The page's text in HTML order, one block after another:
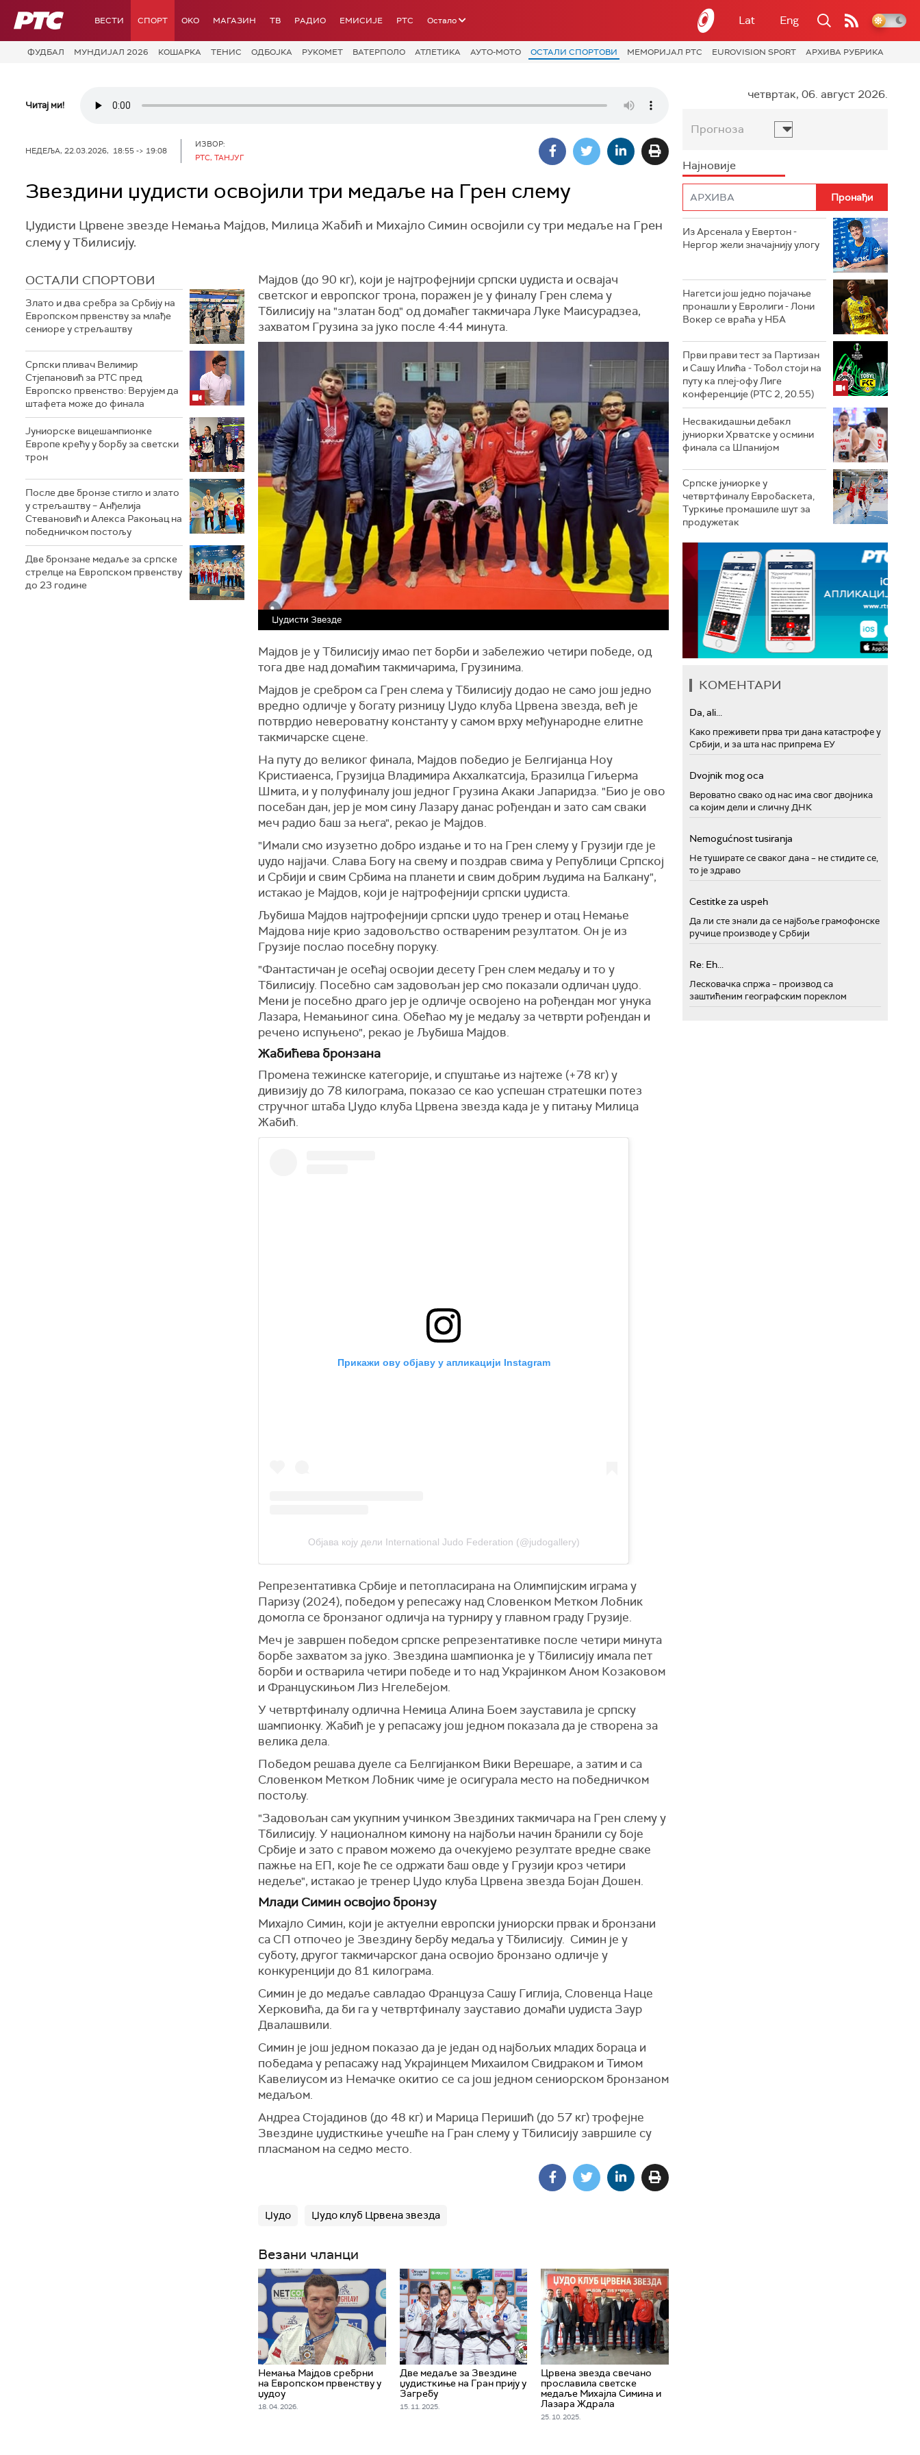
РТС ВЕСТИ СПОРТ OKO МАГАЗИН ТВ РАДИО ЕМИСИЈЕ РТС Остало Lat Eng
ФУДБАЛ МУНДИЈАЛ 2026 КОШАРКА ТЕНИС ОДБОЈКА РУКОМЕТ ВАТЕРПОЛО АТЛЕТИКА АУТО-МОТО ОСТАЛИ СПОРТОВИ МЕМОРИЈАЛ РТС EUROVISION SPORT АРХИВА РУБРИКА
Читај ми!
НЕДЕЉА, 22.03.2026, 18:55 -> 19:08
ИЗВОР:
РТС, ТАНЈУГ
Звездини џудисти освојили три медаље на Грен слему
Џудисти Црвене звезде Немања Мајдов, Милица Жабић и Михајло Симин освојили су три медаље на Грен
слему у Тбилисију.
ОСТАЛИ СПОРТОВИ
Злато и два сребра за Србију на
Европском првенству за млађе
сениоре у стрељаштву
Српски пливач Велимир
Стјепановић за РТС пред
Европско првенство: Верујем да
штафета може до финала
Јуниорске вицешампионке
Европе крећу у борбу за светски
трон
После две бронзе стигло и злато
у стрељаштву – Анђелија
Стевановић и Алекса Ракоњац на
победничком постољу
Две бронзане медаље за српске
стрелце на Европском првенству
до 23 године
Мајдов (до 90 кг), који је најтрофејнији српски џудиста и освајач
светског и европског трона, поражен је у финалу Грен слема у
Тбилисију на "златан бод" од домаћег такмичара Луке Маисурадзеа,
захватом Грузина за јуко после 4:44 минута.
Џудисти Звезде
Мајдов је у Тбилисију имао пет борби и забележио четири победе, од
тога две над домаћим такмичарима, Грузинима.
Мајдов је сребром са Грен слема у Тбилисију додао не само још једно
вредно одличје у богату ризницу Џудо клуба Црвена звезда, већ је
потврдио невероватну константу у самом врху међународне елитне
такмичарске сцене.
На путу до великог финала, Мајдов победио је Белгијанца Ноу
Кристиаенса, Грузијца Владимира Акхалкатсија, Бразилца Гиљерма
Шмита, и у полуфиналу још једног Грузина Акаки Јапаридза. "Био је ово
посебан дан, јер је мом сину Лазару данас рођендан и зато сам сваки
меч радио баш за њега", рекао је Мајдов.
"Имали смо изузетно добро издање и то на Грен слему у Грузији где је
џудо најјачи. Слава Богу на свему и поздрав свима у Републици Српској
и Србији и свим Србима на планети и свим добрим људима на Балкану",
истакао је Мајдов, који је најтрофејнији српски џудиста.
Љубиша Мајдов најтрофејнији српски џудо тренер и отац Немање
Мајдова није крио задовољство оствареним резултатом. Он је из
Грузије послао посебну поруку.
"Фантастичан је осећај освојии десету Грен слем медаљу и то у
Тбилисију. Посебно сам задовољан јер смо показали одличан џудо.
Мени је посебно драго јер је одличје освојено на рођендан мог унука
Лазара, Немањиног сина. Обећао му је медаљу за четврти рођендан и
речено испуњено", рекао је Љубиша Мајдов.
Жабићева бронзана
Промена тежинске категорије, и спуштање из најтеже (+78 кг) у
дивизију до 78 килограма, показао се као успешан стратешки потез
стручног штаба Џудо клуба Црвена звезда када је у питању Милица
Жабић.
Прикажи ову објаву у апликацији Instagram
Објава коју дели International Judo Federation (@judogallery)
Репрезентативка Србије и петопласирана на Олимпијским играма у
Паризу (2024), победом у репесажу над Словенком Метком Лобник
домогла се бронзаног одличја на турниру у главном граду Грузије.
Меч је завршен победом српске репрезентативке после четири минута
борбе захватом за јуко. Звездина шампионка је у Тбилисију имала пет
борби и остварила четири победе и то над Украјинком Аном Козаковом
и Францускињом Лиз Нгелебејом.
У четвртфиналу одлична Немица Алина Боем зауставила је српску
шампионку. Жабић је у репасажу још једном показала да је створена за
велика дела.
Победом решава дуеле са Белгијанком Вики Верешаре, а затим и са
Словенком Метком Лобник чиме је осигурала место на победничком
постољу.
"Задовољан сам укупним учинком Звездиних такмичара на Грен слему у
Тбилисију. У националном кимону на најбољи начин бранили су боје
Србије и зато с правом можемо да очекујемо резултате вредне сваке
пажње на ЕП, које ће се одржати баш овде у Грузији кроз четири
недеље", истакао је тренер Џудо клуба Црвена звезда Бојан Дошен.
Млади Симин освојио бронзу
Михајло Симин, који је актуелни европски јуниорски првак и бронзани
са СП отпочео је Звездину бербу медаља у Тбилисију. Симин је у
суботу, другог такмичарског дана освојио бронзано одличје у
конкуренцији до 81 килограма.
Симин је до медаље савладао Француза Сашу Гиглија, Словенца Наце
Херковића, да би га у четвртфиналу зауставио домаћи џудиста Заур
Двалашвили.
Симин је још једном показао да је један од најбољих младих бораца и
победама у репасажу над Украјинцем Михаилом Свидраком и Тимом
Кавелиусом из Немачке окитио се са још једном сениорском бронзаном
медаљом.
Андреа Стојадинов (до 48 кг) и Марица Перишић (до 57 кг) трофејне
Звездине џудисткиње учешће на Гран слему у Тбилисију завршиле су
пласманом на седмо место.
Џудо Џудо клуб Црвена звезда
Везани чланци
Немања Мајдов сребрни
на Европском првенству у
џудоу
18. 04. 2026.
Две медаље за Звездине
џудисткиње на Гран прију у
Загребу
15. 11. 2025.
Црвена звезда свечано
прославила светске
медаље Михајла Симина и
Лазара Ждрала
25. 10. 2025.
четвртак, 06. август 2026.
Прогноза
Најновије
Из Арсенала у Евертон -
Нергор жели значајнију улогу
Нагетси још једно појачање
пронашли у Евролиги - Лони
Вокер се враћа у НБА
Први прави тест за Партизан
и Сашу Илића - Тобол стоји на
путу ка плеј-офу Лиге
конференције (РТС 2, 20.55)
Несвакидашњи дебакл
јуниорки Хрватске у осмини
финала са Шпанијом
Српске јуниорке у
четвртфиналу Евробаскета,
Туркиње промашиле шут за
продужетак
КОМЕНТАРИ
Da, ali...
Како преживети прва три дана катастрофе у
Србији, и за шта нас припрема ЕУ
Dvojnik mog oca
Вероватно свако од нас има свог двојника
са којим дели и сличну ДНК
Nemogućnost tusiranja
Не туширате се сваког дана – не стидите се,
то је здраво
Cestitke za uspeh
Да ли сте знали да се најбоље грамофонске
ручице производе у Србији
Re: Eh...
Лесковачка спржа – производ са
заштићеним географским пореклом